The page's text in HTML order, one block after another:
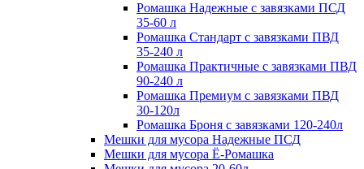
Ромашка Надежные с завязками ПСД
35-60 л
Ромашка Стандарт с завязками ПВД
35-240 л
Ромашка Практичные с завязками ПВД
90-240 л
Ромашка Премиум с завязками ПВД
30-120л
Ромашка Броня с завязками 120-240л
Мешки для мусора Надежные ПСД
Мешки для мусора Ё-Ромашка